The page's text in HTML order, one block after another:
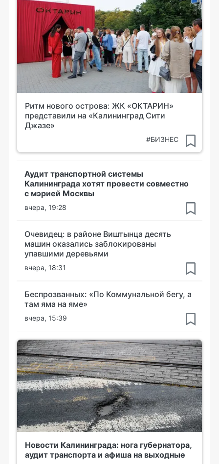
Ритм нового острова: ЖК «ОКТАРИН»
представили на «Калининград Сити
Джазе»
#БИЗНЕС
Аудит транспортной системы
Калининграда хотят провести совместно
с мэрией Москвы
вчера, 19:28
Очевидец: в районе Виштынца десять
машин оказались заблокированы
упавшими деревьями
вчера, 18:31
Беспрозванных: «По Коммунальной бегу, а
там яма на яме»
вчера, 15:39
Новости Калининграда: нога губернатора,
аудит транспорта и афиша на выходные